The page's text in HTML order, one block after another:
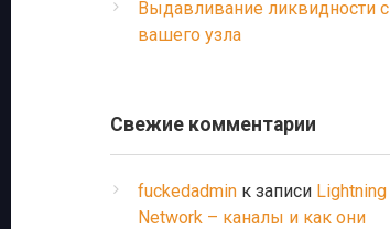
Выдавливание ликвидности с
вашего узла
Свежие комментарии
fuckedadmin к записи Lightning
Network – каналы и как они